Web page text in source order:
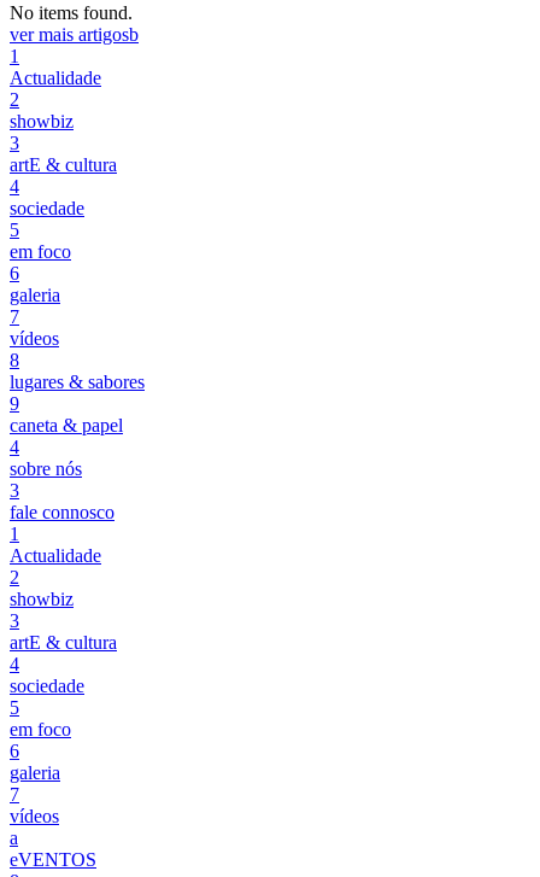
No items found.
ver mais artigosb
1
Actualidade
2
showbiz
3
artE & cultura
4
sociedade
5
em foco
6
galeria
7
vídeos
8
lugares & sabores
9
caneta & papel
4
sobre nós
3
fale connosco
1
Actualidade
2
showbiz
3
artE & cultura
4
sociedade
5
em foco
6
galeria
7
vídeos
a
eVENTOS